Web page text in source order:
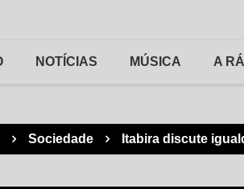
NOTÍCIAS MÚSICA A
Sociedade Itabira discute